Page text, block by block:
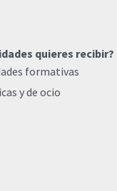
quieres recibir?
formativas
y de ocio